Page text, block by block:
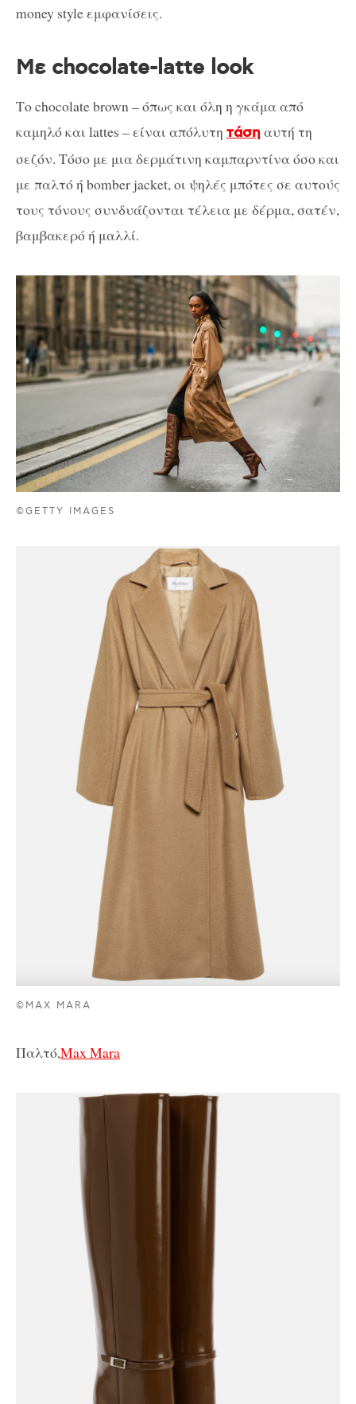
money style εμφανίσεις.
Με chocolate-latte look
Το chocolate brown – όπως και όλη η γκάμα από
καμηλό και lattes – είναι απόλυτη τάσηαυτή τη
σεζόν. Τόσο με μια δερμάτινη καμπαρντίνα όσο και
με παλτό ή bomber jacket, οι ψηλές μπότες σε αυτούς
τους τόνους συνδυάζονται τέλεια με δέρμα, σατέν,
βαμβακερό ή μαλλί.
©GETTY IMAGES
©MAX MARA
Παλτό,Max Mara